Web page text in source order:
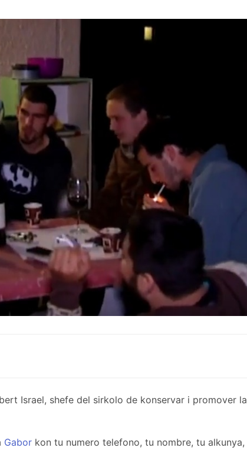
Israel, shefe del sirkolo de konservar i promover
Gabor kon tu numero telefono, tu nombre, tu